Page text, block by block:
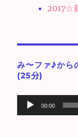
2017☆
み〜ファ♪か
(25分)
声
00:00